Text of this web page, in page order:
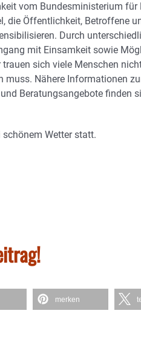
vom Bundesministerium für
die Öffentlichkeit, Betroffene
Durch
mit Einsamkeit sowie
sich viele Menschen
muss. Nähere Informationen
Beratungsangebote finden
Wetter statt.
merken